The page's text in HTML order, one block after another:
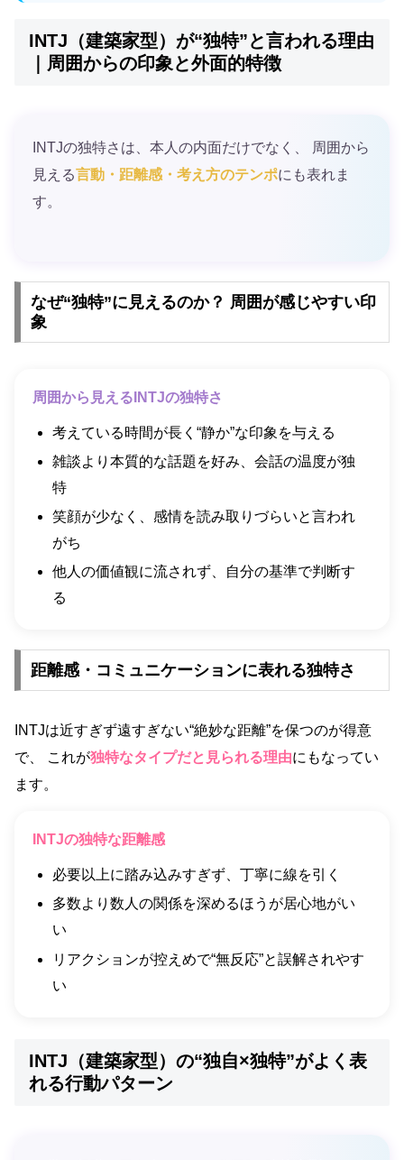
INTJ（建築家型）が“独特”と言われる理由
｜周囲からの印象と外面的特徴
INTJの独特さは、本人の内面だけでなく、 周囲から
見える言動・距離感・考え方のテンポにも表れま
す。
なぜ“独特”に見えるのか？ 周囲が感じやすい印
象
周囲から見えるINTJの独特さ
考えている時間が長く“静か”な印象を与える
雑談より本質的な話題を好み、会話の温度が独
特
笑顔が少なく、感情を読み取りづらいと言われ
がち
他人の価値観に流されず、自分の基準で判断す
る
距離感・コミュニケーションに表れる独特さ
INTJは近すぎず遠すぎない“絶妙な距離”を保つのが得意
で、 これが独特なタイプだと見られる理由にもなってい
ます。
INTJの独特な距離感
必要以上に踏み込みすぎず、丁寧に線を引く
多数より数人の関係を深めるほうが居心地がい
い
リアクションが控えめで“無反応”と誤解されやす
い
INTJ（建築家型）の“独自×独特”がよく表
れる行動パターン